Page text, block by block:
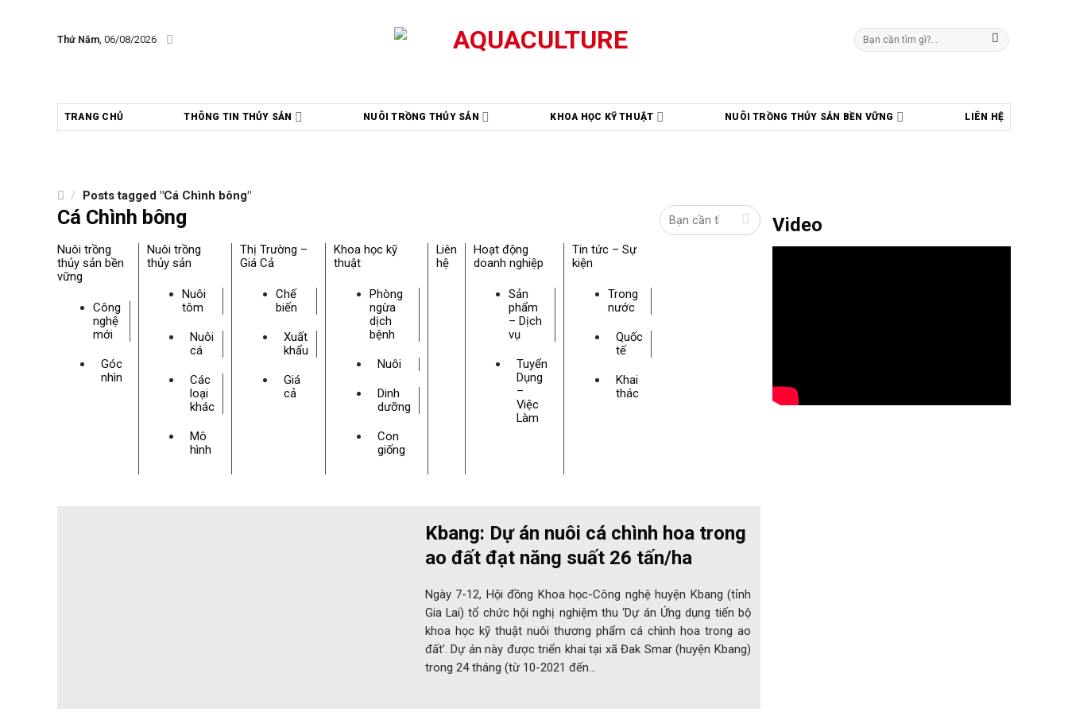
Thứ Năm, 06/08/2026
Tìm
kiếm:
TRANG CHỦ THÔNG TIN THỦY SẢN NUÔI TRỒNG THỦY SẢN KHOA HỌC KỸ THUẬT NUÔI TRỒNG THỦY SẢN BỀN VỮNG LIÊN HỆ
/ Posts tagged "Cá Chình bông"
Cá Chình bông
Nuôi trồng
thủy sản bền
vững
Công
nghệ
mới
Góc
nhìn
Nuôi trồng
thủy sản
Nuôi
tôm
Nuôi
cá
Các
loại
khác
Mô
hình
Thị Trường –
Giá Cả
Chế
biến
Xuất
khẩu
Giá
cả
Khoa học kỹ
thuật
Phòng
ngừa
dịch
bệnh
Nuôi
Dinh
dưỡng
Con
giống
Liên
hệ
Hoạt động
doanh nghiệp
Sản
phẩm
– Dịch
vụ
Tuyển
Dụng
–
Việc
Làm
Tin tức – Sự
kiện
Trong
nước
Quốc
tế
Khai
thác
Kbang: Dự án nuôi cá chình hoa trong
ao đất đạt năng suất 26 tấn/ha
Ngày 7-12, Hội đồng Khoa học-Công nghệ huyện Kbang (tỉnh
Gia Lai) tổ chức hội nghị nghiệm thu ‘Dự án Ứng dụng tiến bộ
khoa học kỹ thuật nuôi thương phẩm cá chình hoa trong ao
đất’. Dự án này được triển khai tại xã Đak Smar (huyện Kbang)
trong 24 tháng (từ 10-2021 đến…
Video